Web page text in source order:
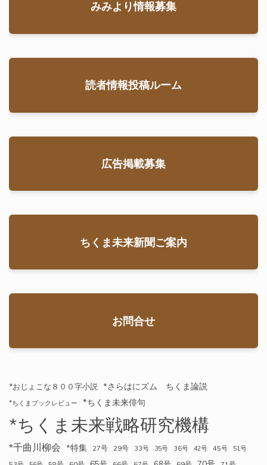
みみより情報募集
読者情報投稿ルーム
広告掲載募集
ちくま未来新聞ご案内
お問合せ
*おじょこな８００字小説 *さらはにズム ちくま論説
*ちくまブックレビュー *ちくま未来俳句
*ちくま未来戦略研究機構
*千曲川柳会 *特集 27号 29号 33号 35号 36号 42号 45号
51号